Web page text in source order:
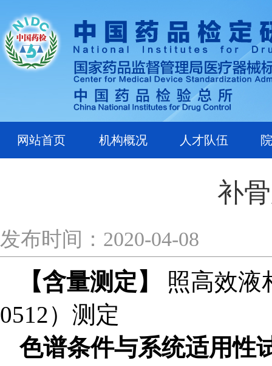
网站首页 机构概况 人才队伍
补
发布时间：2020-04-08
【含量测定】 照高效液
0512）测定
色谱条件与系统适用性